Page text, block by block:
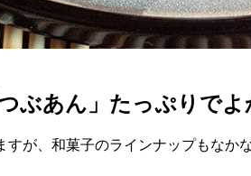
ぶあん」たっぷりでよ
が、和菓子のラインナップもな